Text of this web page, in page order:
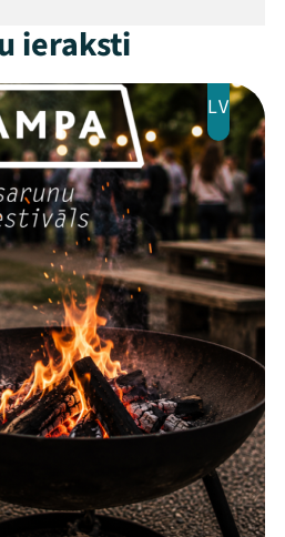
X Instagram
Flick TikTok
ieraksti
LV